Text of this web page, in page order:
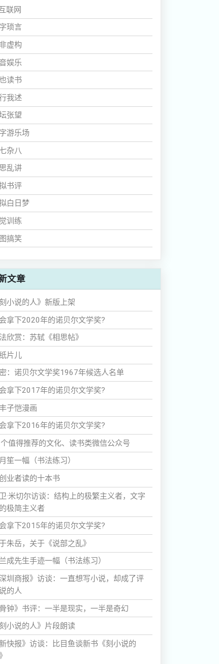
联网
琐言
虚构
娱乐
读书
我述
张望
游乐场
杂八
乱讲
书评
白日梦
训练
搞笑
文章
刻小说的人》新版上架
拿下2020年的诺贝尔文学奖?
欣赏：苏轼《相思帖》
片儿
：诺贝尔文学奖1967年候选人名单
拿下2017年的诺贝尔文学奖?
子恺漫画
拿下2016年的诺贝尔文学奖?
值得推荐的文化、读书类微信公众号
笙一幅（书法练习）
业者读的十本书
·米切尔访谈：结构上的极繁主义者，文字
的极简主义者
拿下2015年的诺贝尔文学奖?
朱岳，关于《说部之乱》
成先生手迹一幅（书法练习）
深圳商报》访谈：一直想写小说，却成了评
的人
骨钟》书评：一半是现实，一半是奇幻
刻小说的人》片段朗读
新快报》访谈：比目鱼谈新书《刻小说的